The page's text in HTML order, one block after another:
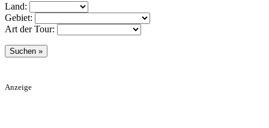
Land:
Gebiet:
Art der Tour:
Anzeige